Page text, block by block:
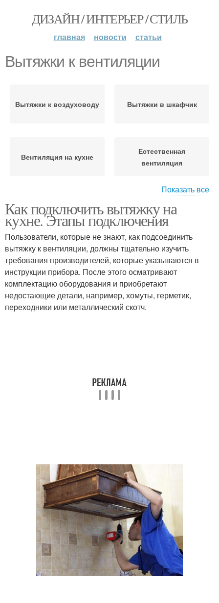
ДИЗАЙН / ИНТЕРЬЕР / СТИЛЬ
главная новости статьи
Вытяжки к вентиляции
Вытяжки к воздуховоду Вытяжки в шкафчик
Вентиляция на кухне
Естественная
вентиляция
Вентиляция в квартире Вытяжки к электросети
Линии для вытяжки Вытяжки к розетке
Показать все
Как подключить вытяжку на
кухне. Этапы подключения
Пользователи, которые не знают, как подсоединить
вытяжку к вентиляции, должны тщательно изучить
требования производителей, которые указываются в
инструкции прибора. После этого осматривают
комплектацию оборудования и приобретают
недостающие детали, например, хомуты, герметик,
переходники или металлический скотч.